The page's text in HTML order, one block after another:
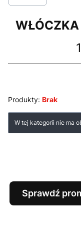
WŁÓCZKA
Produkty: Brak
Lista
W tej kategorii nie ma
Sprawdź